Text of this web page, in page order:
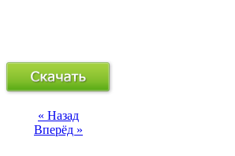
« Назад
Вперёд »